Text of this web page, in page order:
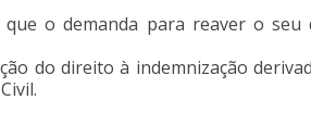
o demanda para reaver o
do direito à indemnização